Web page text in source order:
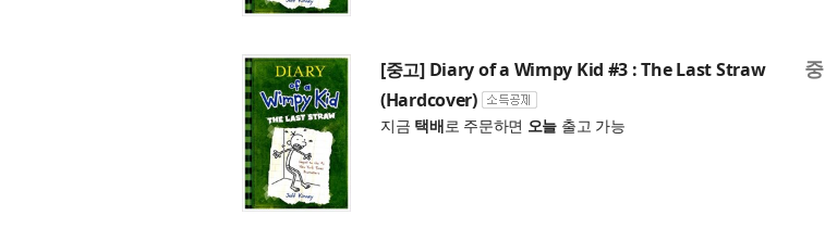
[중고] Diary of a Wimpy Kid #3 : The Last Straw
(Hardcover)
지금 택배로 주문하면 오늘 출고 가능
중